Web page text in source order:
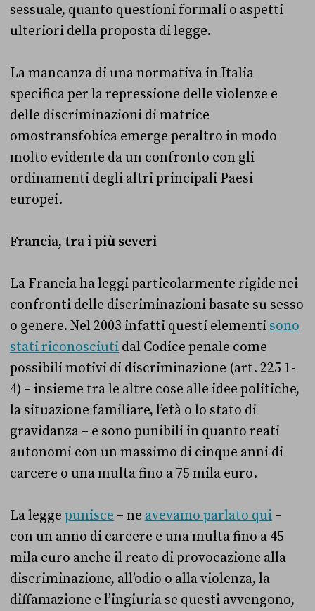
sessuale, quanto questioni formali o aspetti
ulteriori della proposta di legge.
La mancanza di una normativa in Italia
specifica per la repressione delle violenze e
delle discriminazioni di matrice
omostransfobica emerge peraltro in modo
molto evidente da un confronto con gli
ordinamenti degli altri principali Paesi
europei.
Francia, tra i più severi
La Francia ha leggi particolarmente rigide nei
confronti delle discriminazioni basate su sesso
o genere. Nel 2003 infatti questi elementi sono
stati riconosciuti dal Codice penale come
possibili motivi di discriminazione (art. 225 1-
4) – insieme tra le altre cose alle idee politiche,
la situazione familiare, l’età o lo stato di
gravidanza – e sono punibili in quanto reati
autonomi con un massimo di cinque anni di
carcere o una multa fino a 75 mila euro.
La legge punisce – ne avevamo parlato qui –
con un anno di carcere e una multa fino a 45
mila euro anche il reato di provocazione alla
discriminazione, all’odio o alla violenza, la
diffamazione e l’ingiuria se questi avvengono,